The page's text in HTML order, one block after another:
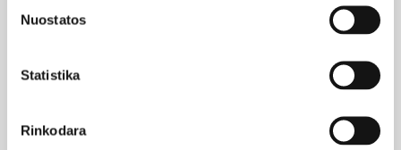
Nuostatos
Statistika
Rinkodara